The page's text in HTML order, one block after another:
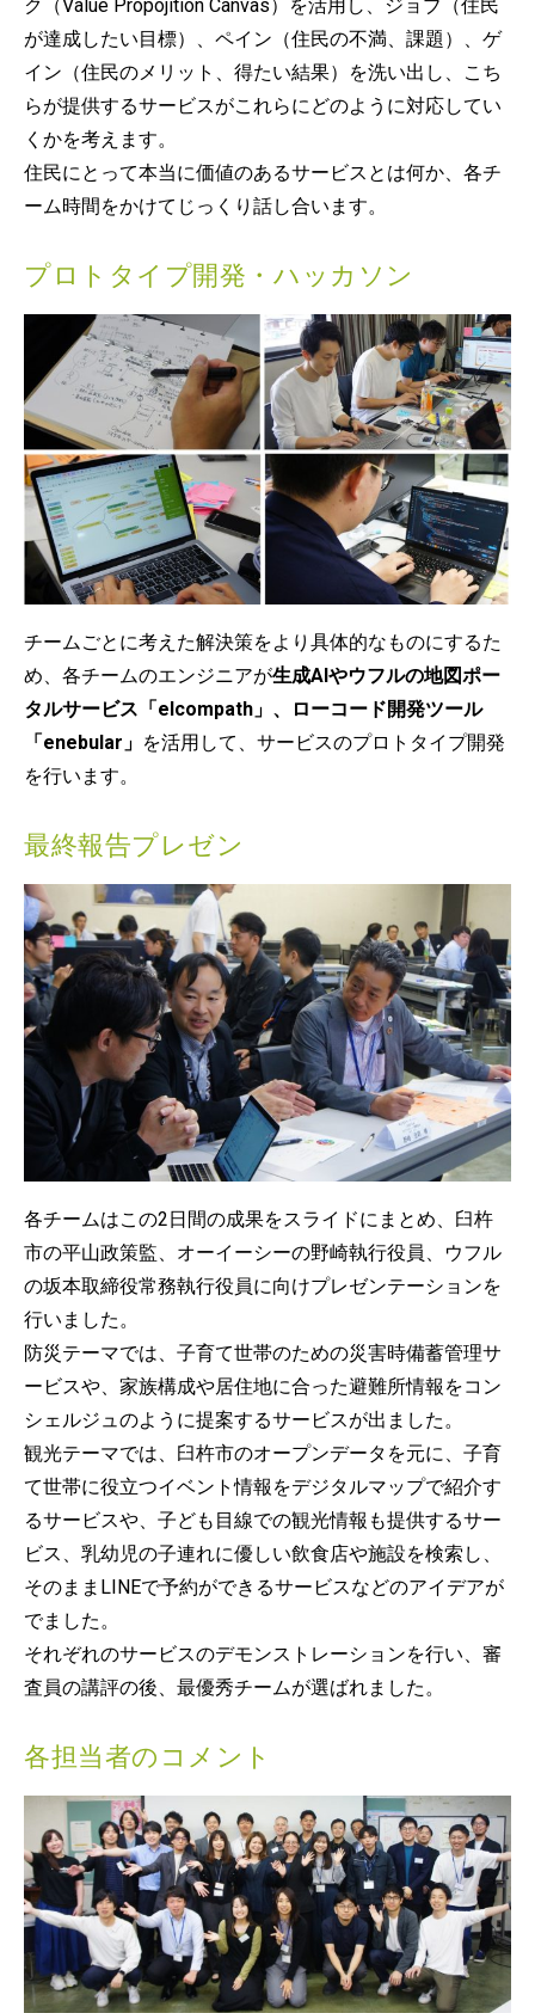
ク（Value Propojition Canvas）を活用し、ジョブ（住民
が達成したい目標）、ペイン（住民の不満、課題）、ゲ
イン（住民のメリット、得たい結果）を洗い出し、こち
らが提供するサービスがこれらにどのように対応してい
くかを考えます。
住民にとって本当に価値のあるサービスとは何か、各チ
ーム時間をかけてじっくり話し合います。
プロトタイプ開発・ハッカソン
チームごとに考えた解決策をより具体的なものにするた
め、各チームのエンジニアが生成AIやウフルの地図ポー
タルサービス「elcompath」、ローコード開発ツール
「enebular」 を活用して、サービスのプロトタイプ開発
を行います。
最終報告プレゼン
各チームはこの2日間の成果をスライドにまとめ、臼杵
市の平山政策監、オーイーシーの野崎執行役員、ウフル
の坂本取締役常務執行役員に向けプレゼンテーションを
行いました。
防災テーマでは、子育て世帯のための災害時備蓄管理サ
ービスや、家族構成や居住地に合った避難所情報をコン
シェルジュのように提案するサービスが出ました。
観光テーマでは、臼杵市のオープンデータを元に、子育
て世帯に役立つイベント情報をデジタルマップで紹介す
るサービスや、子ども目線での観光情報も提供するサー
ビス、乳幼児の子連れに優しい飲食店や施設を検索し、
そのままLINEで予約ができるサービスなどのアイデアが
でました。
それぞれのサービスのデモンストレーションを行い、審
査員の講評の後、最優秀チームが選ばれました。
各担当者のコメント